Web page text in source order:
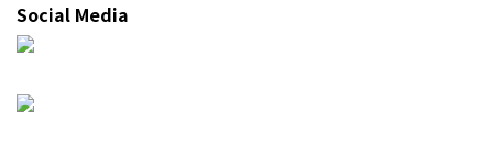
Social Media